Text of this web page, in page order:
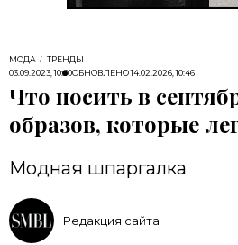
МОДА
ТРЕНДЫ
03.09.2023, 10:30ОБНОВЛЕНО14.02.2026, 10:46
Что носить в
образов, которые
Модная шпаргалка
Редакция сайта